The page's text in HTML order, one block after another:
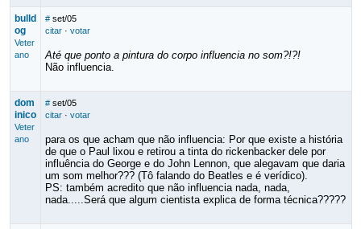
bulld
og
Veter
ano
# set/05
citar· votar
Até que ponto a pintura do corpo influencia no som?!?!
Não influencia.
dom
inico
Veter
ano
# set/05
citar· votar
para os que acham que não influencia: Por que existe a história
de que o Paul lixou e retirou a tinta do rickenbacker dele por
influência do George e do John Lennon, que alegavam que daria
um som melhor??? (Tô falando do Beatles e é verídico).
PS: também acredito que não influencia nada, nada,
nada.....Será que algum cientista explica de forma técnica?????